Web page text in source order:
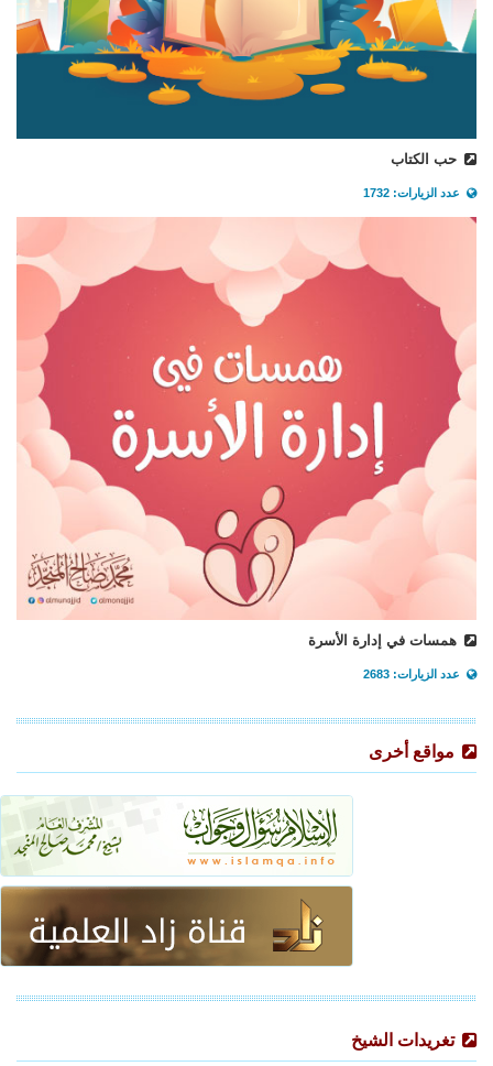
حب الكتاب
عدد الزيارات: 1732
همسات في إدارة الأسرة
عدد الزيارات: 2683
مواقع أخرى
تغريدات الشيخ